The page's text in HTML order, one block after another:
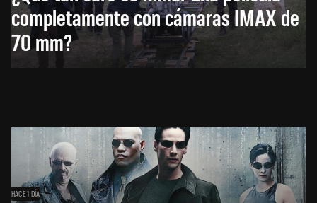
completamente con cámaras IMAX de
70 mm?
HACE 1 DÍA